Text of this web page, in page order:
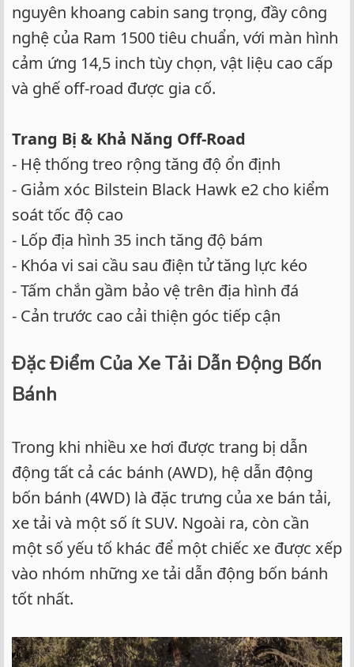
nguyên khoang cabin sang trọng, đầy công
nghệ của Ram 1500 tiêu chuẩn, với màn hình
cảm ứng 14,5 inch tùy chọn, vật liệu cao cấp
và ghế off-road được gia cố.
Trang Bị & Khả Năng Off-Road
- Hệ thống treo rộng tăng độ ổn định
- Giảm xóc Bilstein Black Hawk e2 cho kiểm
soát tốc độ cao
- Lốp địa hình 35 inch tăng độ bám
- Khóa vi sai cầu sau điện tử tăng lực kéo
- Tấm chắn gầm bảo vệ trên địa hình đá
- Cản trước cao cải thiện góc tiếp cận
Đặc Điểm Của Xe Tải Dẫn Động Bốn
Bánh
Trong khi nhiều xe hơi được trang bị dẫn
động tất cả các bánh (AWD), hệ dẫn động
bốn bánh (4WD) là đặc trưng của xe bán tải,
xe tải và một số ít SUV. Ngoài ra, còn cần
một số yếu tố khác để một chiếc xe được xếp
vào nhóm những xe tải dẫn động bốn bánh
tốt nhất.